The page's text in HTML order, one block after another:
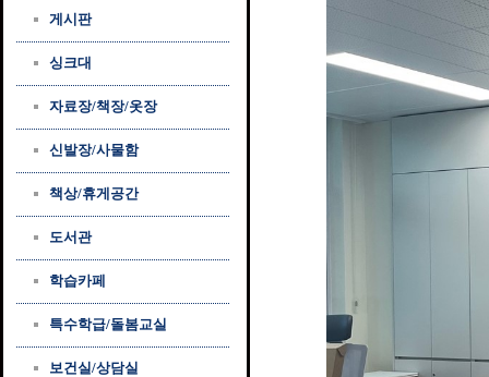
게시판
싱크대
자료장/책장/옷장
신발장/사물함
책상/휴게공간
도서관
학습카페
특수학급/돌봄교실
보건실/상담실